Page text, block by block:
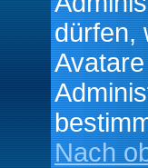
dürfen,
Nach